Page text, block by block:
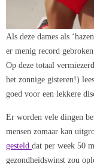
Als deze dames als
er menig record
Op deze totaal
het zonnige gisteren!)
goed voor een lekkere
Er worden vele dingen
mensen zomaar kan
gesteld dat per week 50
gezondheidswinst zou